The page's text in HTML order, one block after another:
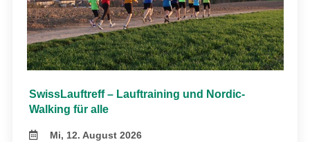
SwissLauftreff – Lauftraining und Nordic-
Walking für alle
Mi, 12. August 2026